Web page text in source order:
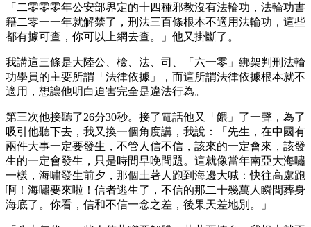
「二零零零年公安部界定的十四種邪教沒有法輪功，法輪功書
籍二零一一年就解禁了，刑法三百條根本不適用法輪功，這些
都有據可查，你可以上網去查。」他又掛斷了。
我講這三條是大陸公、檢、法、司、「六一零」綁架判刑法輪
功學員的主要所謂「法律依據」，而這所謂法律依據根本就不
適用，想讓他明白迫害完全是違法行為。
第三次他接聽了26分30秒。接了電話他又「餵」了一聲，為了
吸引他聽下去，我又換一個角度講，我說：「先生，在中國有
兩件大事一定要發生，不管人信不信，該來的一定會來，該發
生的一定會發生，只是時間早晚問題。這就像當年南亞大海嘯
一樣，海嘯發生前夕，那個土著人跑到海邊大喊：快往高處跑
啊！海嘯要來啦！信者逃生了，不信的那二十幾萬人瞬間葬身
海底了。你看，信和不信一念之差，後果天差地別。」